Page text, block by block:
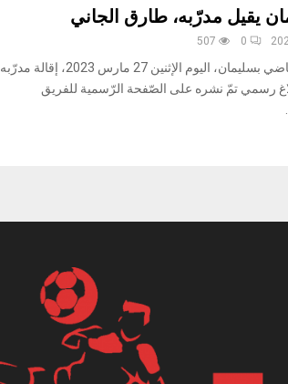
يقيل مدرّبه، طارق الجاني
0
507
أعلن المستقبل الرّياضي بسليمان، اليوم الإثنين 27 مارس 2023، إقالة مدرّبه
رسمي تمّ نشره على الصّفحة الرّسمية للفريق